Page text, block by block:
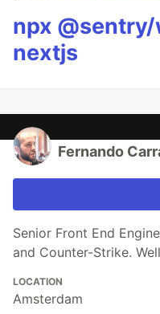
npx
nextjs
Fernando
Senior Front End
and Counter-Strike.
LOCATION
Amsterdam